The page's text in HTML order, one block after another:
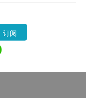
有权拒绝接
话或电邮通知顾
订阅